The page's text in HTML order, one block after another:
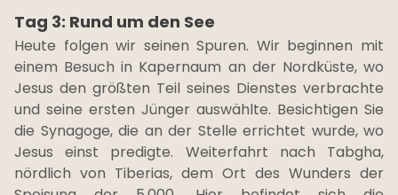
Tag 3: Rund um den See
Heute folgen wir seinen Spuren. Wir beginnen mit
einem Besuch in Kapernaum an der Nordküste, wo
Jesus den größten Teil seines Dienstes verbrachte
und seine ersten Jünger auswählte. Besichtigen Sie
die Synagoge, die an der Stelle errichtet wurde, wo
Jesus einst predigte. Weiterfahrt nach Tabgha,
nördlich von Tiberias, dem Ort des Wunders der